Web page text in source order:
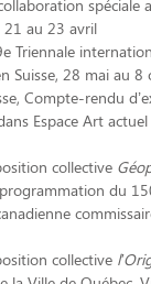
spéciale
21 au 23 avril
Triennale
Suisse, 28 mai au 8
Compte-rendu
Espace Art
collective
du
collective